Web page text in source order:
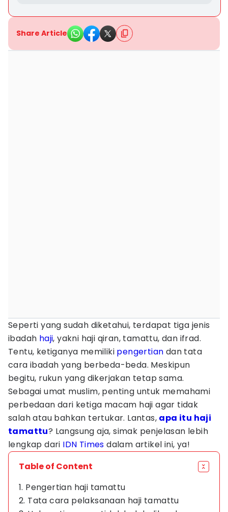
Share Article
Seperti yang sudah diketahui, terdapat tiga jenis
ibadah haji, yakni haji qiran, tamattu, dan ifrad.
Tentu, ketiganya memiliki pengertian dan tata
cara ibadah yang berbeda-beda. Meskipun
begitu, rukun yang dikerjakan tetap sama.
Sebagai umat muslim, penting untuk memahami
perbedaan dari ketiga macam haji agar tidak
salah atau bahkan tertukar. Lantas, apa itu haji
tamattu? Langsung aja, simak penjelasan lebih
lengkap dari IDN Times dalam artikel ini, ya!
Table of Content
1. Pengertian haji tamattu
2. Tata cara pelaksanaan haji tamattu